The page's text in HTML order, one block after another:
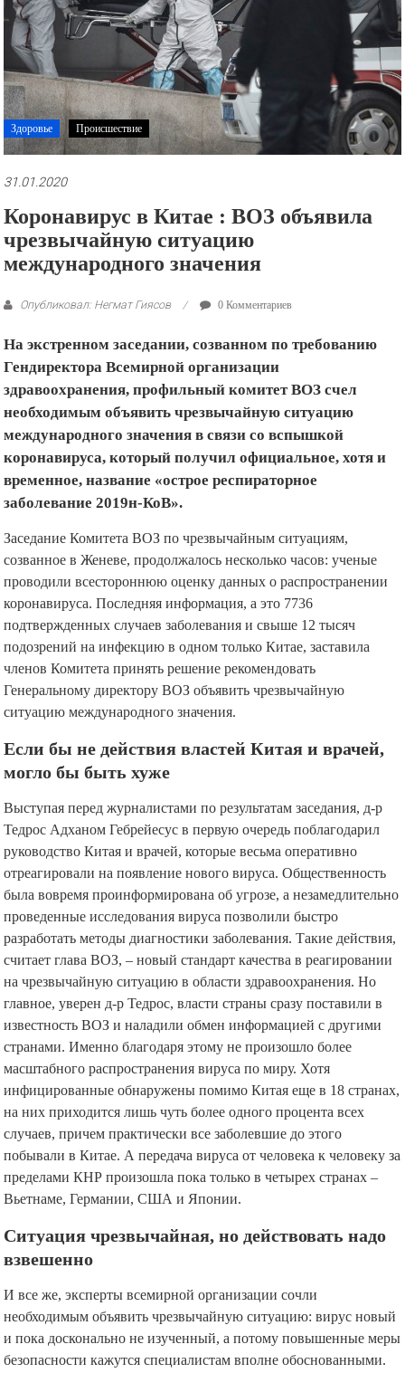
рекламные
ролики
презентации.
Здоровье Происшествие
31.01.2020
Коронавирус в Китае : ВОЗ объявила
чрезвычайную ситуацию
международного значения
Опубликовал: Негмат Гиясов 0 Комментариев
На экстренном заседании, созванном по требованию
Гендиректора Всемирной организации
здравоохранения, профильный комитет ВОЗ счел
необходимым объявить чрезвычайную ситуацию
международного значения в связи со вспышкой
коронавируса, который получил официальное, хотя и
временное, название «острое респираторное
заболевание 2019н-КоВ».
Заседание Комитета ВОЗ по чрезвычайным ситуациям,
созванное в Женеве, продолжалось несколько часов: ученые
проводили всестороннюю оценку данных о распространении
коронавируса. Последняя информация, а это 7736
подтвержденных случаев заболевания и свыше 12 тысяч
подозрений на инфекцию в одном только Китае, заставила
членов Комитета принять решение рекомендовать
Генеральному директору ВОЗ объявить чрезвычайную
ситуацию международного значения.
Если бы не действия властей Китая и врачей,
могло бы быть хуже
Выступая перед журналистами по результатам заседания, д-р
Тедрос Адханом Гебрейесус в первую очередь поблагодарил
руководство Китая и врачей, которые весьма оперативно
отреагировали на появление нового вируса. Общественность
была вовремя проинформирована об угрозе, а незамедлительно
проведенные исследования вируса позволили быстро
разработать методы диагностики заболевания. Такие действия,
считает глава ВОЗ, – новый стандарт качества в реагировании
на чрезвычайную ситуацию в области здравоохранения. Но
главное, уверен д-р Тедрос, власти страны сразу поставили в
известность ВОЗ и наладили обмен информацией с другими
странами. Именно благодаря этому не произошло более
масштабного распространения вируса по миру. Хотя
инфицированные обнаружены помимо Китая еще в 18 странах,
на них приходится лишь чуть более одного процента всех
случаев, причем практически все заболевшие до этого
побывали в Китае. А передача вируса от человека к человеку за
пределами КНР произошла пока только в четырех странах –
Вьетнаме, Германии, США и Японии.
Ситуация чрезвычайная, но действовать надо
взвешенно
И все же, эксперты всемирной организации сочли
необходимым объявить чрезвычайную ситуацию: вирус новый
и пока досконально не изученный, а потому повышенные меры
безопасности кажутся специалистам вполне обоснованными.